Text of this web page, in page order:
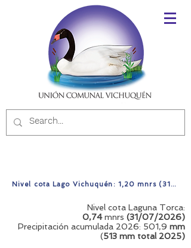
Nivel cota Lago Vichuquén: 1,20 mnrs (31/07/2026)
Nivel cota Laguna Torca:
0,74mnrs (31/07/2026)
Precipitación acumulada 2026: 501,9 mm
(513 mm total 2025)